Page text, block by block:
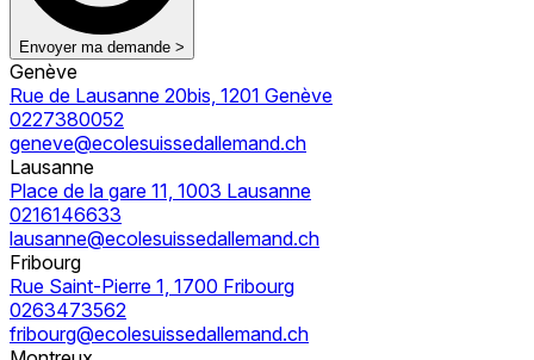
Envoyer ma demande >
Genève
Rue de Lausanne 20bis, 1201 Genève
0227380052
geneve@ecolesuissedallemand.ch
Lausanne
Place de la gare 11, 1003 Lausanne
0216146633
lausanne@ecolesuissedallemand.ch
Fribourg
Rue Saint-Pierre 1, 1700 Fribourg
0263473562
fribourg@ecolesuissedallemand.ch